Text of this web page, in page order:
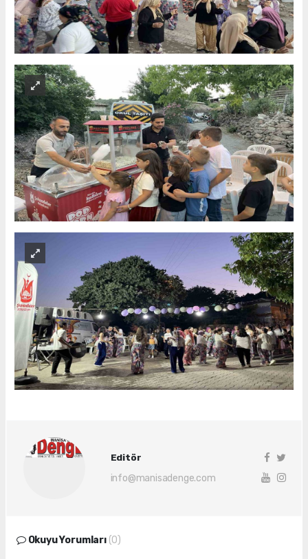
Editör
info@manisadenge.com
Okuyu Yorumları (0)